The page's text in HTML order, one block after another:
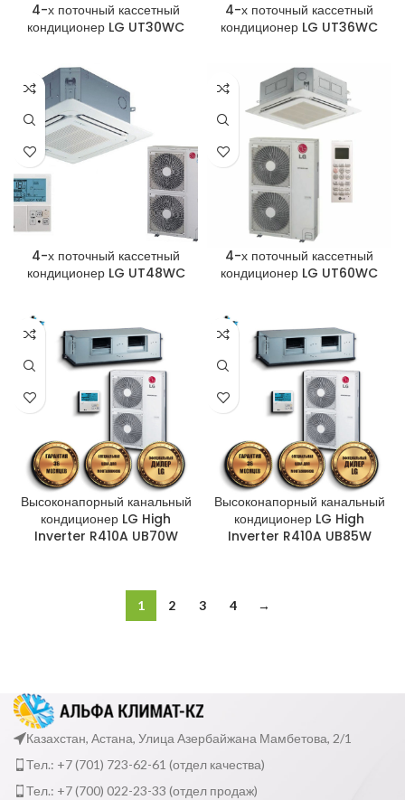
4-х поточный кассетный
кондиционер LG UT30WC
4-х поточный кассетный
кондиционер LG UT36WC
4-х поточный кассетный
кондиционер LG UT48WC
4-х поточный кассетный
кондиционер LG UT60WC
Высоконапорный канальный
кондиционер LG High
Inverter R410A UB70W
Высоконапорный канальный
кондиционер LG High
Inverter R410A UB85W
1 2 3 4 →
Казахстан, Астана, Улица Азербайжана Мамбетова, 2/1
Тел.: +7 (701) 723-62-61 (отдел качества)
Тел.: +7 (700) 022-23-33 (отдел продаж)